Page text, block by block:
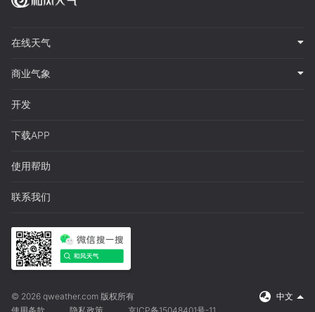
在线天气
商业气象
开发
下载APP
使用帮助
联系我们
© 2026 qweather.com 版权所有
中文